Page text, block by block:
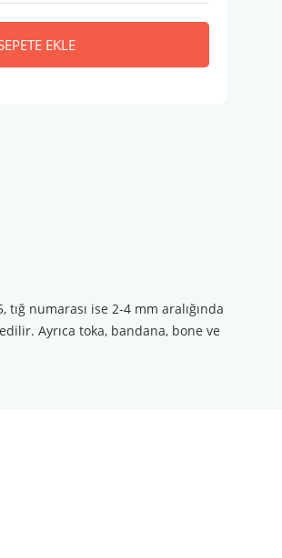
EKLE
numarası ise 2-4 mm aralığında
Ayrıca toka, bandana, bone ve